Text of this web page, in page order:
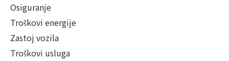
Osiguranje
Troškovi energije
Zastoj vozila
Troškovi usluga